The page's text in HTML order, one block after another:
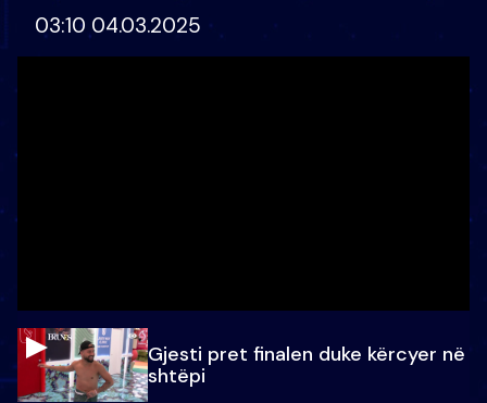
03:10 04.03.2025
Gjesti pret finalen duke kërcyer në
shtëpi